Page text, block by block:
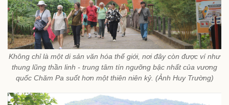
Không chỉ là một di sản văn hóa thế giới, nơi đây còn được ví như
thung lũng thần linh - trung tâm tín ngưỡng bậc nhất của vương
quốc Chăm Pa suốt hơn một thiên niên kỷ. (Ảnh Huy Trường)